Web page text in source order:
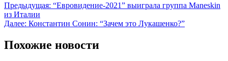
Предыдущая: “Евровидение-2021” выиграла группа Maneskin
из Италии
Далее: Константин Сонин: “Зачем это Лукашенко?”
Похожие новости